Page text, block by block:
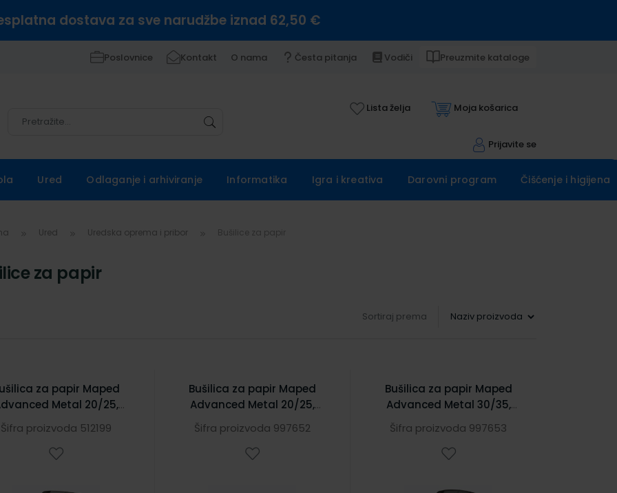
dostava za sve narudžbe iznad 62,50 €
Poslovnice Kontakt O nama Česta pitanja Vodiči Preuzmite kataloge
Lista želja Moja košarica
Prijavite se
Ured Odlaganje i arhiviranje Informatika Igra i kreativa Darovni program Čišćenje i higijena
Ured Uredska oprema i pribor
za papir
Sortiraj prema
za papir Maped
Metal 20/25,
Šifra proizvoda 512199
Bušilica za papir Maped
Advanced Metal 20/25,
Šifra proizvoda 997652
Bušilica za papir Maped
Advanced Metal 30/35,
Šifra proizvoda 997653